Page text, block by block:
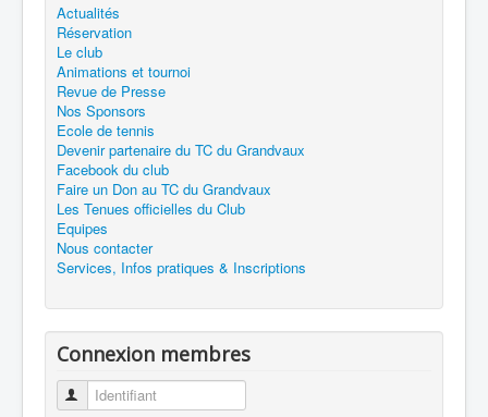
Actualités
Réservation
Le club
Animations et tournoi
Revue de Presse
Nos Sponsors
Ecole de tennis
Devenir partenaire du TC du Grandvaux
Facebook du club
Faire un Don au TC du Grandvaux
Les Tenues officielles du Club
Equipes
Nous contacter
Services, Infos pratiques & Inscriptions
Connexion membres
Identifiant